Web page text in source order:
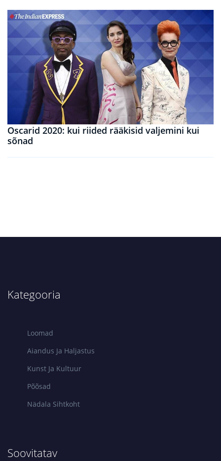
Oscarid 2020: kui riided rääkisid valjemini kui
sõnad
Kategooria
Loomad
Aiandus Ja Haljastus
Kunst Ja Kultuur
Põõsad
Nädala Sihtkoht
Soovitatav